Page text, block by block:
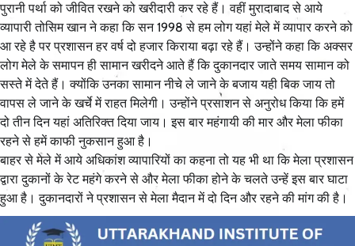
पुरानी पर्था को जीवित रखने को खरीदारी कर रहे हैं। वहीं मुरादाबाद से आये
व्यापारी तोसिम खान ने कहा कि सन 1998 से हम लोग यहां मेले में व्यापार करने को
आ रहे है पर प्रशासन हर वर्ष दो हजार किराया बढ़ा रहे हैं। उन्होंने कहा कि अक्सर
लोग मेले के समापन ही सामान खरीदने आते हैं कि दुकानदार जाते समय सामान को
सस्ते में देते हैं। क्योंकि उनका सामान नीचे ले जाने के बजाय यही बिक जाय तो
वापस ले जाने के खर्चे में राहत मिलेगी। उन्होंने प्रसाशन से अनुरोध किया कि हमें
दो तीन दिन यहां अतिरिक्त दिया जाय। इस बार महंगायी की मार और मेला फीका
रहने से हमें काफी नुकसान हुआ है।
बाहर से मेले में आये अधिकांश व्यापारियों का कहना तो यह भी था कि मेला प्रशासन
द्वारा दुकानों के रेट महंगे करने से और मेला फीका होने के चलते उन्हें इस बार घाटा
हुआ है। दुकानदारों ने प्रशासन से मेला मैदान में दो दिन और रहने की मांग की है।